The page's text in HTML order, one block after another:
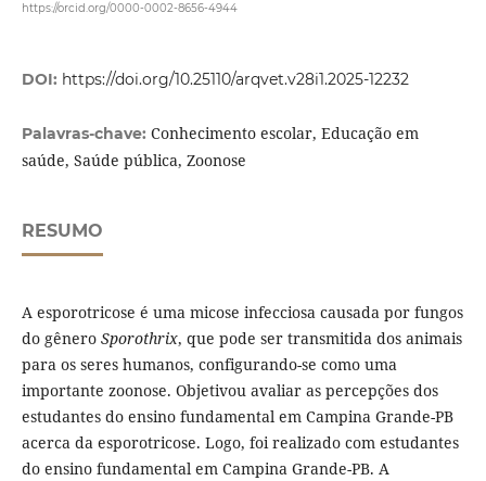
https://orcid.org/0000-0002-8656-4944
DOI: https://doi.org/10.25110/arqvet.v28i1.2025-12232
Palavras-chave: Conhecimento escolar, Educação em
saúde, Saúde pública, Zoonose
RESUMO
A esporotricose é uma micose infecciosa causada por fungos
do gênero Sporothrix, que pode ser transmitida dos animais
para os seres humanos, configurando-se como uma
importante zoonose. Objetivou avaliar as percepções dos
estudantes do ensino fundamental em Campina Grande-PB
acerca da esporotricose. Logo, foi realizado com estudantes
do ensino fundamental em Campina Grande-PB. A